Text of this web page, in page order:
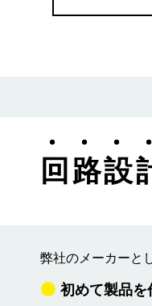
回路設
弊社のメーカーと
初めて製品を